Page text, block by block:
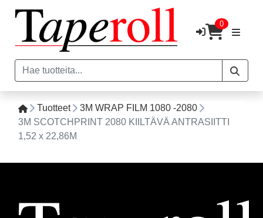
0
Tuotteet
3M WRAP FILM 1080 -2080
3M SCOTCHPRINT 2080 KIILTÄVÄ ANTRASIITTI
1,52 x 22,86M